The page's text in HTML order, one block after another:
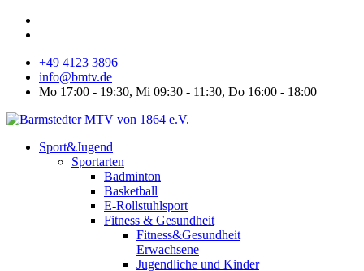
+49 4123 3896
info@bmtv.de
Mo 17:00 - 19:30, Mi 09:30 - 11:30, Do 16:00 - 18:00
Sport&Jugend
Sportarten
Badminton
Basketball
E-Rollstuhlsport
Fitness & Gesundheit
Fitness&Gesundheit
Erwachsene
Jugendliche und Kinder